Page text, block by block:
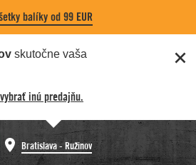
balíky od 99 EUR
skutočne vaša
inú predajňu.
Bratislava - Ružinov